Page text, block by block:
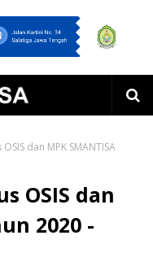
dan MPK SMANTISA
OSIS dan
2020 -